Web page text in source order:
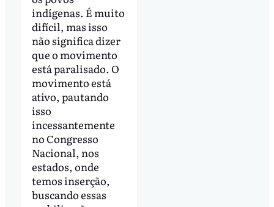
indígenas. É muito
difícil, mas isso
não significa dizer
que o movimento
está paralisado. O
movimento está
ativo, pautando
isso
incessantemente
no Congresso
Nacional, nos
estados, onde
temos inserção,
buscando essas